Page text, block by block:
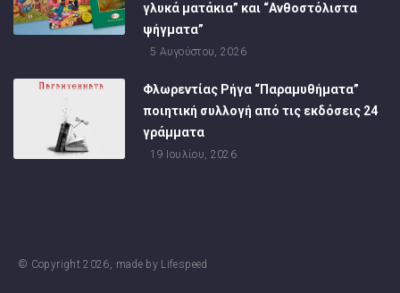
γλυκά ματάκια” και “Ανθοστόλιστα
ψήγματα”
5 Αυγούστου, 2026
Φλωρεντίας Ρήγα “Παραμυθήματα”
ποιητική συλλογή από τις εκδόσεις 24
γράμματα
19 Ιουλίου, 2026
© Copyright2026, made by Lifespeed